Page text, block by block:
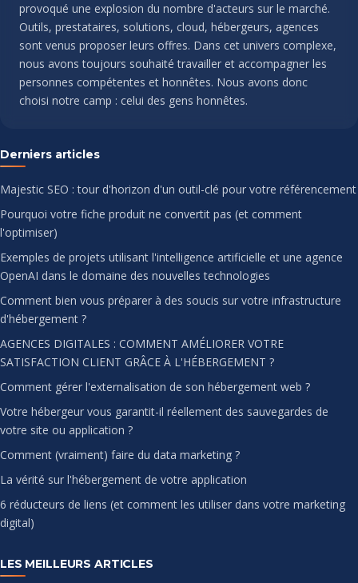
provoqué une explosion du nombre d'acteurs sur le marché.
Outils, prestataires, solutions, cloud, hébergeurs, agences
sont venus proposer leurs offres. Dans cet univers complexe,
nous avons toujours souhaité travailler et accompagner les
personnes compétentes et honnêtes. Nous avons donc
choisi notre camp : celui des gens honnêtes.
Derniers articles
Majestic SEO : tour d'horizon d'un outil-clé pour votre référencement
Pourquoi votre fiche produit ne convertit pas (et comment
l'optimiser)
Exemples de projets utilisant l'intelligence artificielle et une agence
OpenAI dans le domaine des nouvelles technologies
Comment bien vous préparer à des soucis sur votre infrastructure
d'hébergement ?
AGENCES DIGITALES : COMMENT AMÉLIORER VOTRE
SATISFACTION CLIENT GRÂCE À L'HÉBERGEMENT ?
Comment gérer l'externalisation de son hébergement web ?
Votre hébergeur vous garantit-il réellement des sauvegardes de
votre site ou application ?
Comment (vraiment) faire du data marketing ?
La vérité sur l'hébergement de votre application
6 réducteurs de liens (et comment les utiliser dans votre marketing
digital)
LES MEILLEURS ARTICLES